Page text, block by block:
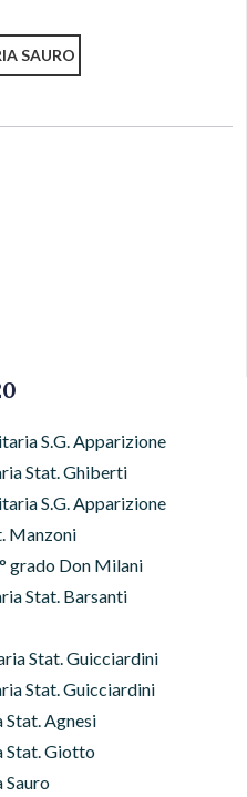
SAURO
S.G. Apparizione
Stat. Ghiberti
S.G. Apparizione
Manzoni
grado Don Milani
Stat. Barsanti
Stat. Guicciardini
Stat. Guicciardini
Stat. Agnesi
Stat. Giotto
Sauro